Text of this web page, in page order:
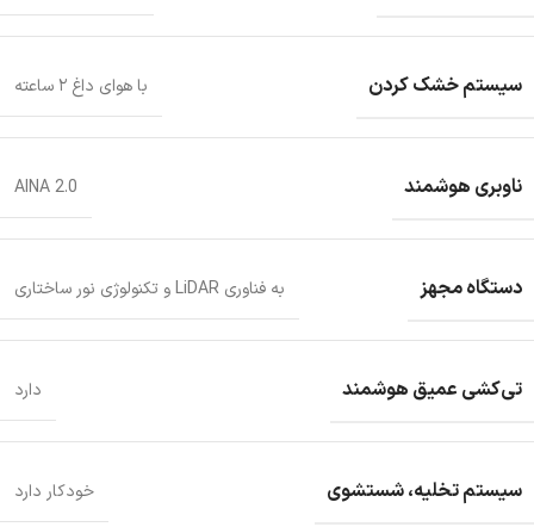
سیستم خشک کردن با هوای داغ ۲ ساعته
ناوبری هوشمند AINA 2.0
دستگاه مجهز به فناوری LiDAR و تکنولوژی نور ساختاری
تی‌کشی عمیق هوشمند دارد
سیستم تخلیه، شستشوی خودکار دارد